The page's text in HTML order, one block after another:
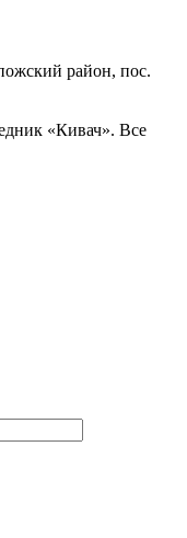
район, пос.
«Кивач». Все